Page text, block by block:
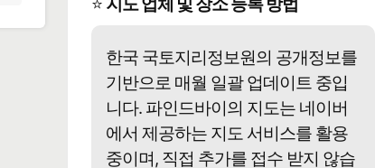
한국 국토지리정보원의 공개정보를
기반으로 매월 일괄 업데이트 중입
니다. 파인드바이의 지도는 네이버
에서 제공하는 지도 서비스를 활용
중이며, 직접 추가를 접수 받지 않습